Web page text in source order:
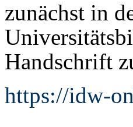
zunächst in
Handschrift
https://idw-